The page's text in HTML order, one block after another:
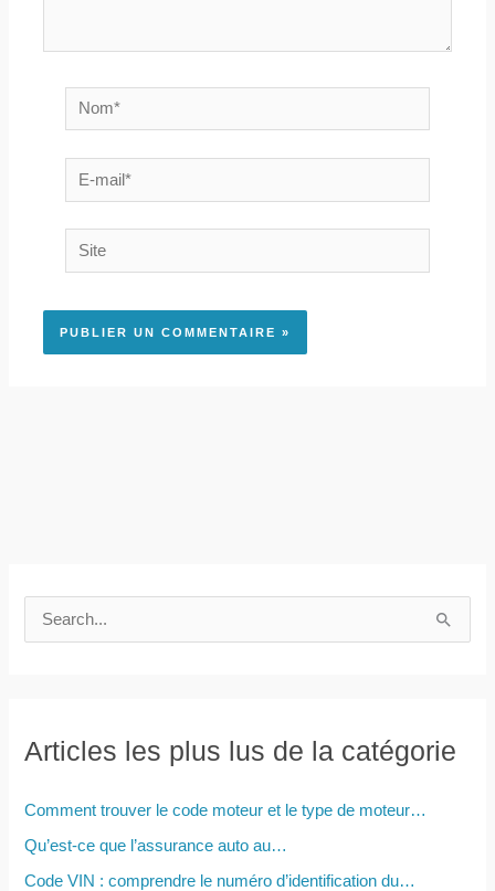
Nom*
E-
mail*
Site
e
e
c
Articles les plus lus de la catégorie
Comment trouver le code moteur et le type de moteur…
Qu’est-ce que l’assurance auto au…
Code VIN : comprendre le numéro d’identification du…